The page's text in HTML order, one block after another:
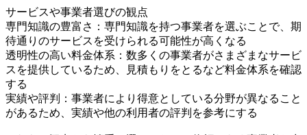
サービスや事業者選びの観点
専門知識の豊富さ：専門知識を持つ事業者を選ぶことで、期
待通りのサービスを受けられる可能性が高くなる
透明性の高い料金体系：数多くの事業者がさまざまなサービ
スを提供しているため、見積もりをとるなど料金体系を確認
する
実績や評判：事業者により得意としている分野が異なること
があるため、実績や他の利用者の評判を参考にする